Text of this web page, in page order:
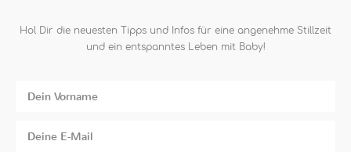
Hol Dir die neuesten Tipps und Infos für eine angenehme Stillzeit
und ein entspanntes Leben mit Baby!